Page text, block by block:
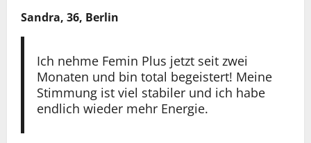
Sandra, 36, Berlin
Ich nehme Femin Plus jetzt seit zwei
Monaten und bin total begeistert! Meine
Stimmung ist viel stabiler und ich habe
endlich wieder mehr Energie.